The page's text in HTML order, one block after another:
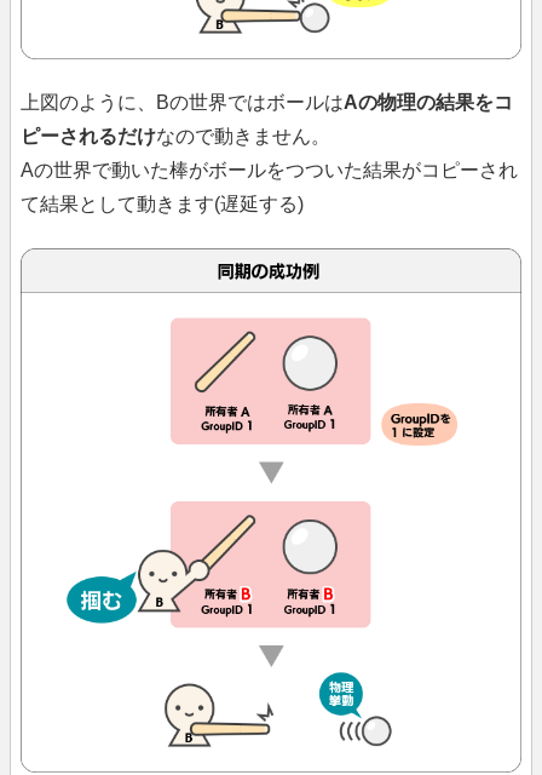
上図のように、Bの世界ではボールはAの物理の結果をコ
ピーされるだけなので動きません。
Aの世界で動いた棒がボールをつついた結果がコピーされ
て結果として動きます(遅延する)